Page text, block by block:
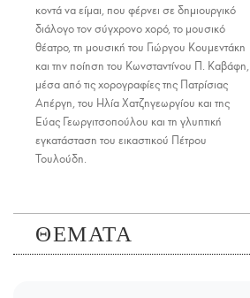
κοντά να είμαι, που φέρνει σε δημιουργικό
διάλογο τον σύγχρονο χορό, το μουσικό
θέατρο, τη μουσική του Γιώργου Κουμεντάκη
και την ποίηση του Κωνσταντίνου Π. Καβάφη,
μέσα από τις χορογραφίες της Πατρίσιας
Απέργη, του Ηλία Χατζηγεωργίου και της
Εύας Γεωργιτσοπούλου και τη γλυπτική
εγκατάσταση του εικαστικού Πέτρου
Τουλούδη.
ΘΕΜΑΤΑ